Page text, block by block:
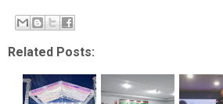
Related Posts: